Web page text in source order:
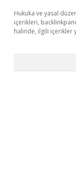
Hukuka ve yasal
içerikleri,
halinde, ilgili içerikler